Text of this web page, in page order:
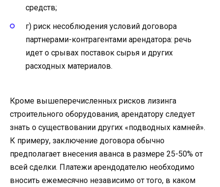
средств;
г) риск несоблюдения условий договора
партнерами-контрагентами арендатора: речь
идет о срывах поставок сырья и других
расходных материалов.
Кроме вышеперечисленных рисков лизинга
строительного оборудования, арендатору следует
знать о существовании других «подводных камней».
К примеру, заключение договора обычно
предполагает внесения аванса в размере 25-50% от
всей сделки. Платежи арендодателю необходимо
вносить ежемесячно независимо от того, в каком